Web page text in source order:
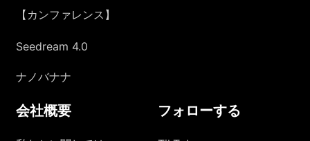
【カンファレンス】
Seedream 4.0
ナノバナナ
会社概要 フォローする